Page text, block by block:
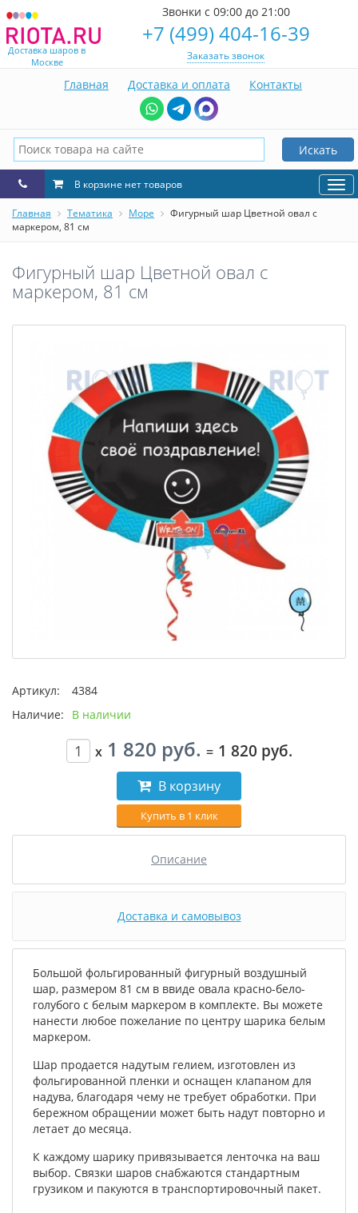
Доставка шаров в
Москве
Звонки с 09:00 до 21:00
+7 (499) 404-16-39
Заказать звонок
Главная Доставка и оплата Контакты
Искать
В корзине нет товаров
Главная Тематика Море
Фигурный шар Цветной овал с
маркером, 81 см
Фигурный шар Цветной овал с
маркером, 81 см
Артикул:
4384
Наличие:
В наличии
x 1 820 руб. = 1 820 руб.
В корзину
Купить в 1 клик
Описание
Доставка и самовывоз
Большой фольгированный фигурный воздушный
шар, размером 81 см в ввиде овала красно-бело-
голубого с белым маркером в комплекте. Вы можете
нанести любое пожелание по центру шарика белым
маркером.
Шар продается надутым гелием, изготовлен из
фольгированной пленки и оснащен клапаном для
надува, благодаря чему не требует обработки. При
бережном обращении может быть надут повторно и
летает до месяца.
К каждому шарику привязывается ленточка на ваш
выбор. Связки шаров снабжаются стандартным
грузиком и пакуются в транспортировочный пакет.